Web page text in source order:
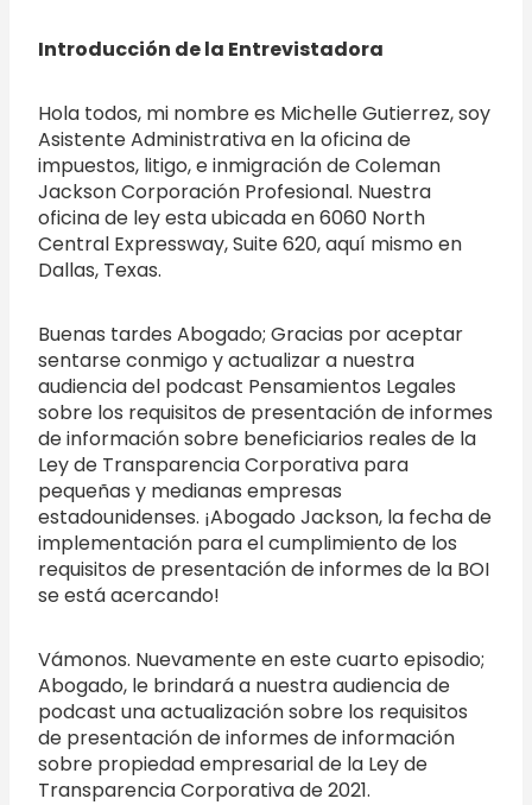
Introducción de la Entrevistadora
Hola todos, mi nombre es Michelle Gutierrez, soy
Asistente Administrativa en la oficina de
impuestos, litigo, e inmigración de Coleman
Jackson Corporación Profesional. Nuestra
oficina de ley esta ubicada en 6060 North
Central Expressway, Suite 620, aquí mismo en
Dallas, Texas.
Buenas tardes Abogado; Gracias por aceptar
sentarse conmigo y actualizar a nuestra
audiencia del podcast Pensamientos Legales
sobre los requisitos de presentación de informes
de información sobre beneficiarios reales de la
Ley de Transparencia Corporativa para
pequeñas y medianas empresas
estadounidenses. ¡Abogado Jackson, la fecha de
implementación para el cumplimiento de los
requisitos de presentación de informes de la BOI
se está acercando!
Vámonos. Nuevamente en este cuarto episodio;
Abogado, le brindará a nuestra audiencia de
podcast una actualización sobre los requisitos
de presentación de informes de información
sobre propiedad empresarial de la Ley de
Transparencia Corporativa de 2021.